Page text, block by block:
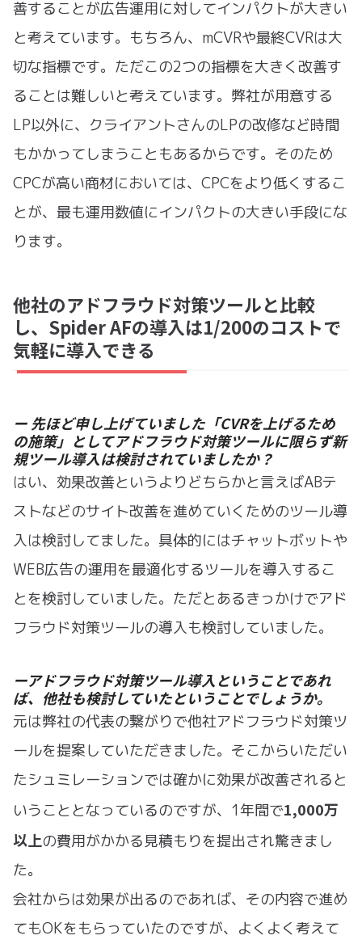
善することが広告運用に対してインパクトが大きい
と考えています。もちろん、mCVRや最終CVRは大
切な指標です。ただこの2つの指標を大きく改善す
ることは難しいと考えています。弊社が用意する
LP以外に、クライアントさんのLPの改修など時間
もかかってしまうこともあるからです。そのため
CPCが高い商材においては、CPCをより低くするこ
とが、最も運用数値にインパクトの大きい手段にな
ります。
他社のアドフラウド対策ツールと比較
し、Spider AFの導入は1/200のコストで
気軽に導入できる
ー 先ほど申し上げていました「CVRを上げるため
の施策」としてアドフラウド対策ツールに限らず新
規ツール導入は検討されていましたか？
はい、効果改善というよりどちらかと言えばABテ
ストなどのサイト改善を進めていくためのツール導
入は検討してました。具体的にはチャットボットや
WEB広告の運用を最適化するツールを導入するこ
とを検討していました。ただとあるきっかけでアド
フラウド対策ツールの導入も検討していました。
ーアドフラウド対策ツール導入ということであれ
ば、他社も検討していたということでしょうか。
元は弊社の代表の繋がりで他社アドフラウド対策ツ
ールを提案していただきました。そこからいただい
たシュミレーションでは確かに効果が改善されると
いうこととなっているのですが、1年間で1,000万
以上の費用がかかる見積もりを提出され驚きまし
た。
会社からは効果が出るのであれば、その内容で進め
てもOKをもらっていたのですが、よくよく考えて